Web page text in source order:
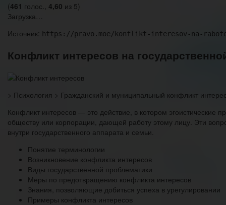
(461 голос., 4,60 из 5)
Загрузка…
Источник:
https://pravo.moe/konflikt-interesov-na-
Конфликт интересов на
> Психология > Гражданский и муниципальный конфликт
Конфликт интересов — это действие, в котором
обществу или корпорации, дающей работу этому лицу. Эти
внутри государственного аппарата и семьи.
Понятие терминологии
Возникновение конфликта интересов
Виды государственной проблематики
Меры по предотвращению конфликта интересов
Знания, позволяющие добиться успеха в урегулировании
Примеры конфликта интересов